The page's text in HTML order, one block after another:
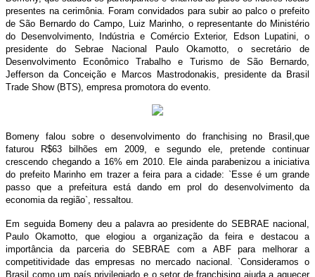
presentes na cerimônia. Foram convidados para subir ao palco o prefeito
de São Bernardo do Campo, Luiz Marinho, o representante do Ministério
do Desenvolvimento, Indústria e Comércio Exterior, Edson Lupatini, o
presidente do Sebrae Nacional Paulo Okamotto, o secretário de
Desenvolvimento Econômico Trabalho e Turismo de São Bernardo,
Jefferson da Conceição e Marcos Mastrodonakis, presidente da Brasil
Trade Show (BTS), empresa promotora do evento.
Bomeny falou sobre o desenvolvimento do franchising no Brasil,que
faturou R$63 bilhões em 2009, e segundo ele, pretende continuar
crescendo chegando a 16% em 2010. Ele ainda parabenizou a iniciativa
do prefeito Marinho em trazer a feira para a cidade: `Esse é um grande
passo que a prefeitura está dando em prol do desenvolvimento da
economia da região`, ressaltou.
Em seguida Bomeny deu a palavra ao presidente do SEBRAE nacional,
Paulo Okamotto, que elogiou a organização da feira e destacou a
importância da parceria do SEBRAE com a ABF para melhorar a
competitividade das empresas no mercado nacional. `Consideramos o
Brasil como um país privilegiado e o setor de franchising ajuda a aquecer